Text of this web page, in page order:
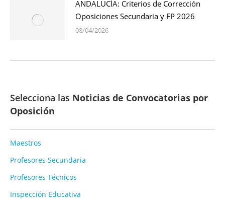
ANDALUCÍA: Criterios de Corrección
Oposiciones Secundaria y FP 2026
08/04/2026
Selecciona las Noticias de Convocatorias por
Oposición
Maestros
Profesores Secundaria
Profesores Técnicos
Inspección Educativa